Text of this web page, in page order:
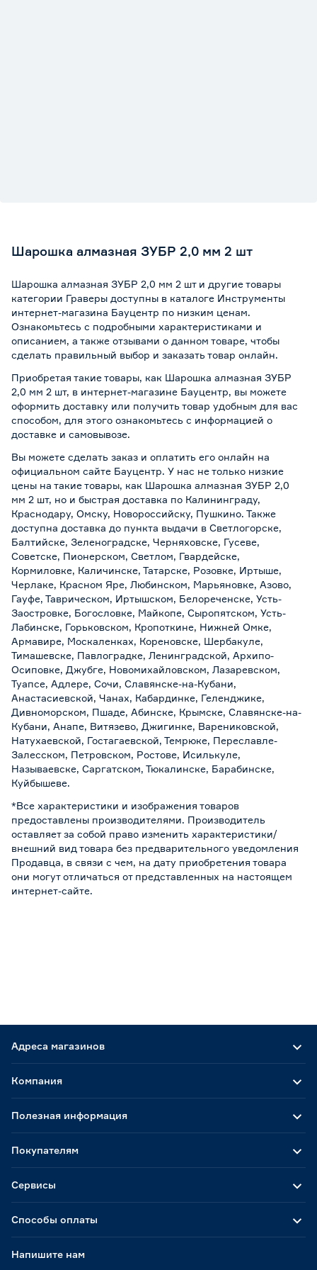
Шарошка алмазная ЗУБР 2,0 мм 2 шт
Шарошка алмазная ЗУБР 2,0 мм 2 шт и другие товары
категории Граверы доступны в каталоге Инструменты
интернет-магазина Бауцентр по низким ценам.
Ознакомьтесь с подробными характеристиками и
описанием, а также отзывами о данном товаре, чтобы
сделать правильный выбор и заказать товар онлайн.
Приобретая такие товары, как Шарошка алмазная ЗУБР
2,0 мм 2 шт, в интернет-магазине Бауцентр, вы можете
оформить доставку или получить товар удобным для вас
способом, для этого ознакомьтесь с информацией о
доставке и самовывозе.
Вы можете сделать заказ и оплатить его онлайн на
официальном сайте Бауцентр. У нас не только низкие
цены на такие товары, как Шарошка алмазная ЗУБР 2,0
мм 2 шт, но и быстрая доставка по Калининграду,
Краснодару, Омску, Новороссийску, Пушкино. Также
доступна доставка до пункта выдачи в Светлогорске,
Балтийске, Зеленоградске, Черняховске, Гусеве,
Советске, Пионерском, Светлом, Гвардейске,
Кормиловке, Каличинске, Татарске, Розовке, Иртыше,
Черлаке, Красном Яре, Любинском, Марьяновке, Азово,
Гауфе, Таврическом, Иртышском, Белореченске, Усть-
Заостровке, Богословке, Майкопе, Сыропятском, Усть-
Лабинске, Горьковском, Кропоткине, Нижней Омке,
Армавире, Москаленках, Кореновске, Шербакуле,
Тимашевске, Павлоградке, Ленинградской, Архипо-
Осиповке, Джубге, Новомихайловском, Лазаревском,
Туапсе, Адлере, Сочи, Славянске-на-Кубани,
Анастасиевской, Чанах, Кабардинке, Геленджике,
Дивноморском, Пшаде, Абинске, Крымске, Славянске-на-
Кубани, Анапе, Витязево, Джигинке, Варениковской,
Натухаевской, Гостагаевской, Темрюке, Переславле-
Залесском, Петровском, Ростове, Исилькуле,
Называевске, Саргатском, Тюкалинске, Барабинске,
Куйбышеве.
*Все характеристики и изображения товаров
предоставлены производителями. Производитель
оставляет за собой право изменить характеристики/
внешний вид товара без предварительного уведомления
Продавца, в связи с чем, на дату приобретения товара
они могут отличаться от представленных на настоящем
интернет-сайте.
Адреса магазинов
Способы оплаты
Компания
Полезная информация
Покупателям
Сервисы
Напишите нам